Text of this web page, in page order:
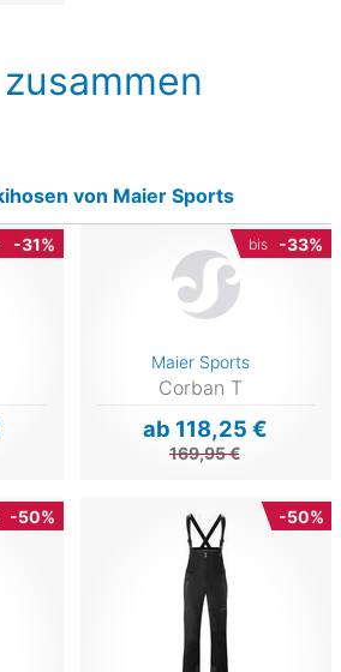
von Maier Sports
-31% bis -33%
Maier Sports
Corban T
ab 118,25 €
169,95 €
-50% -50%